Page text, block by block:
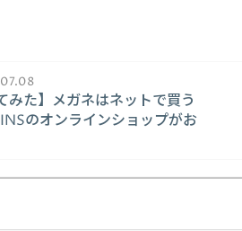
みた】メガネはネットで買う
のオンラインショップがお